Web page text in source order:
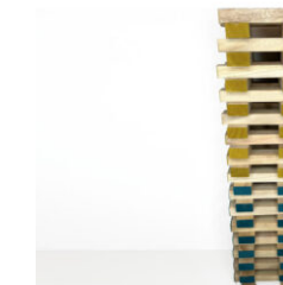
Stapelturm